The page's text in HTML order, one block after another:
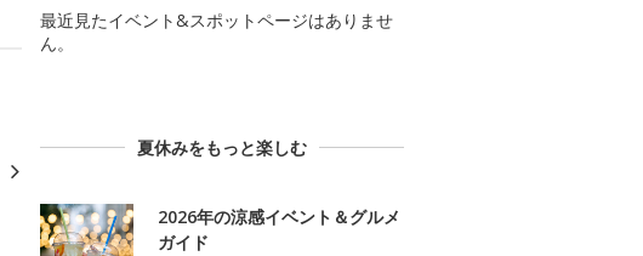
最近見たイベント&スポットページはありませ
ん。
夏休みをもっと楽しむ
2026年の涼感イベント＆グルメ
ガイド